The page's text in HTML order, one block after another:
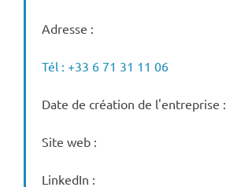
Adresse :
Tél : +33 6 71 31 11 06
Date de création de l'entreprise :
Site web :
LinkedIn :